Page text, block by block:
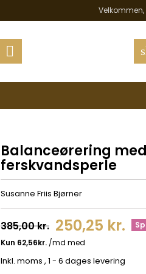
Velkommen,

Balanceørering med
ferskvandsperle
Susanne Friis Bjørner
385,00 kr. 250,25 kr.
Inkl. moms , 1 - 6 dages levering